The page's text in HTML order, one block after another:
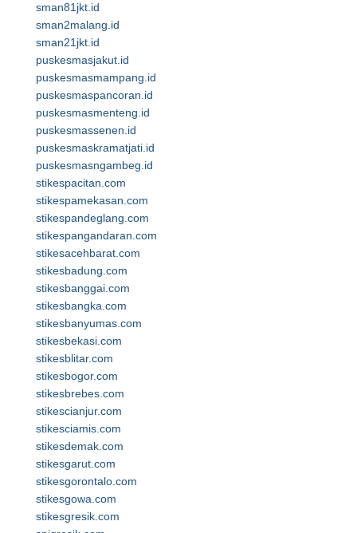
sman81jkt.id
sman2malang.id
sman21jkt.id
puskesmasjakut.id
puskesmasmampang.id
puskesmaspancoran.id
puskesmasmenteng.id
puskesmassenen.id
puskesmaskramatjati.id
puskesmasngambeg.id
stikespacitan.com
stikespamekasan.com
stikespandeglang.com
stikespangandaran.com
stikesacehbarat.com
stikesbadung.com
stikesbanggai.com
stikesbangka.com
stikesbanyumas.com
stikesbekasi.com
stikesblitar.com
stikesbogor.com
stikesbrebes.com
stikescianjur.com
stikesciamis.com
stikesdemak.com
stikesgarut.com
stikesgorontalo.com
stikesgowa.com
stikesgresik.com